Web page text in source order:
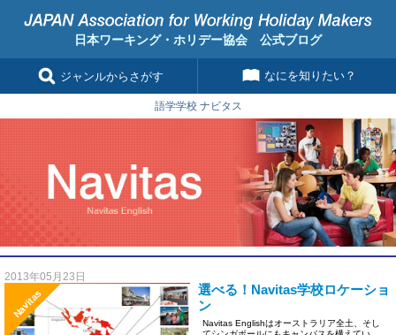
日本ワーキング・ホリデー協会 公式ブログ
ジャンルからさがす なにを知りたい？
語学学校 ナビタス
2013年05月23日
Navitas
選べる！Navitas学校ロケーショ
ン
Navitas Englishはオーストラリア全土、そし